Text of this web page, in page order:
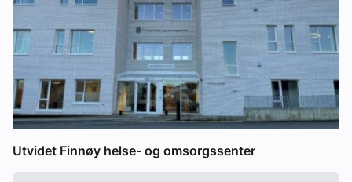
Utvidet Finnøy helse- og omsorgssenter